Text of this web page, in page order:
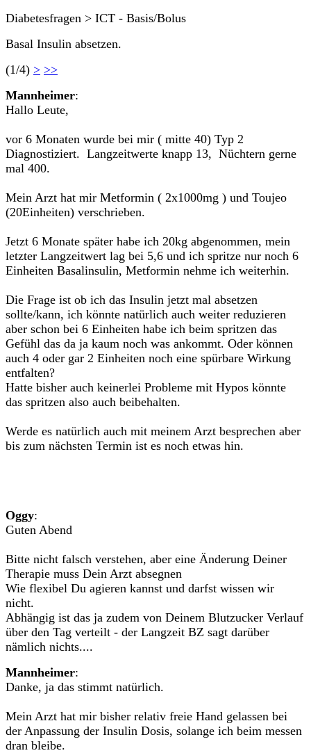
Diabetesfragen > ICT - Basis/Bolus
Basal Insulin absetzen.
(1/4) > >>
Mannheimer:
Hallo Leute,
vor 6 Monaten wurde bei mir ( mitte 40) Typ 2
Diagnostiziert. Langzeitwerte knapp 13, Nüchtern gerne
mal 400.
Mein Arzt hat mir Metformin ( 2x1000mg ) und Toujeo
(20Einheiten) verschrieben.
Jetzt 6 Monate später habe ich 20kg abgenommen, mein
letzter Langzeitwert lag bei 5,6 und ich spritze nur noch 6
Einheiten Basalinsulin, Metformin nehme ich weiterhin.
Die Frage ist ob ich das Insulin jetzt mal absetzen
sollte/kann, ich könnte natürlich auch weiter reduzieren
aber schon bei 6 Einheiten habe ich beim spritzen das
Gefühl das da ja kaum noch was ankommt. Oder können
auch 4 oder gar 2 Einheiten noch eine spürbare Wirkung
entfalten?
Hatte bisher auch keinerlei Probleme mit Hypos könnte
das spritzen also auch beibehalten.
Werde es natürlich auch mit meinem Arzt besprechen aber
bis zum nächsten Termin ist es noch etwas hin.
Oggy:
Guten Abend
Bitte nicht falsch verstehen, aber eine Änderung Deiner
Therapie muss Dein Arzt absegnen
Wie flexibel Du agieren kannst und darfst wissen wir
nicht.
Abhängig ist das ja zudem von Deinem Blutzucker Verlauf
über den Tag verteilt - der Langzeit BZ sagt darüber
nämlich nichts....
Mannheimer:
Danke, ja das stimmt natürlich.
Mein Arzt hat mir bisher relativ freie Hand gelassen bei
der Anpassung der Insulin Dosis, solange ich beim messen
dran bleibe.